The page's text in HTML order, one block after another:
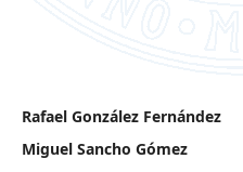
Rafael González Fernández
Miguel Sancho Gómez